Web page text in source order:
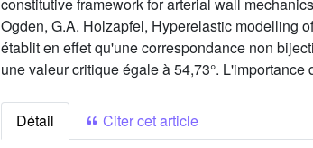
constitutive framework for arterial wall
Ogden, G.A. Holzapfel, Hyperelastic modelling
établit en effet qu'une correspondance non
une valeur critique égale à 54,73°.
Détail
Citer cet article